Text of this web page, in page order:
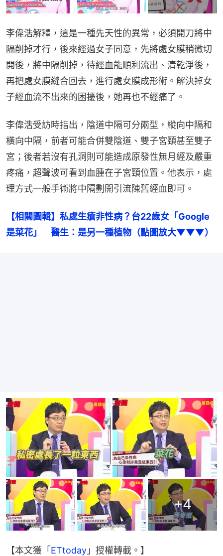
李偉浩解釋，這是一種先天性的異常，必須開刀將中
隔削掉才行，後來經過女子同意，先將處女膜稍微切
開後，將中隔削掉，待經血能順利流出、清乾淨後，
再把處女膜縫合回去，進行處女膜成形術。解決掉女
子經血流不出來的困擾後，她再也不經痛了。
李偉浩受訪時指出，陰道中隔可分兩型，縱向中隔和
橫向中隔，前者可能合併雙陰道、雙子宮頸甚至雙子
宮；後者若沒有孔洞則可能造成原發性無月經及嚴重
疼痛，超聲波可看到血腫在子宮頸位置。他表示，處
理方式一般手術將中隔劃開引流陳舊經血即可。
【相關圖輯】私處生瘡非性病？台22歲女「Google
是菜花」　醫生：是另一種植物（點圖放大▼▼▼）
+4
【本文獲「ETtoday 」授權轉載。】